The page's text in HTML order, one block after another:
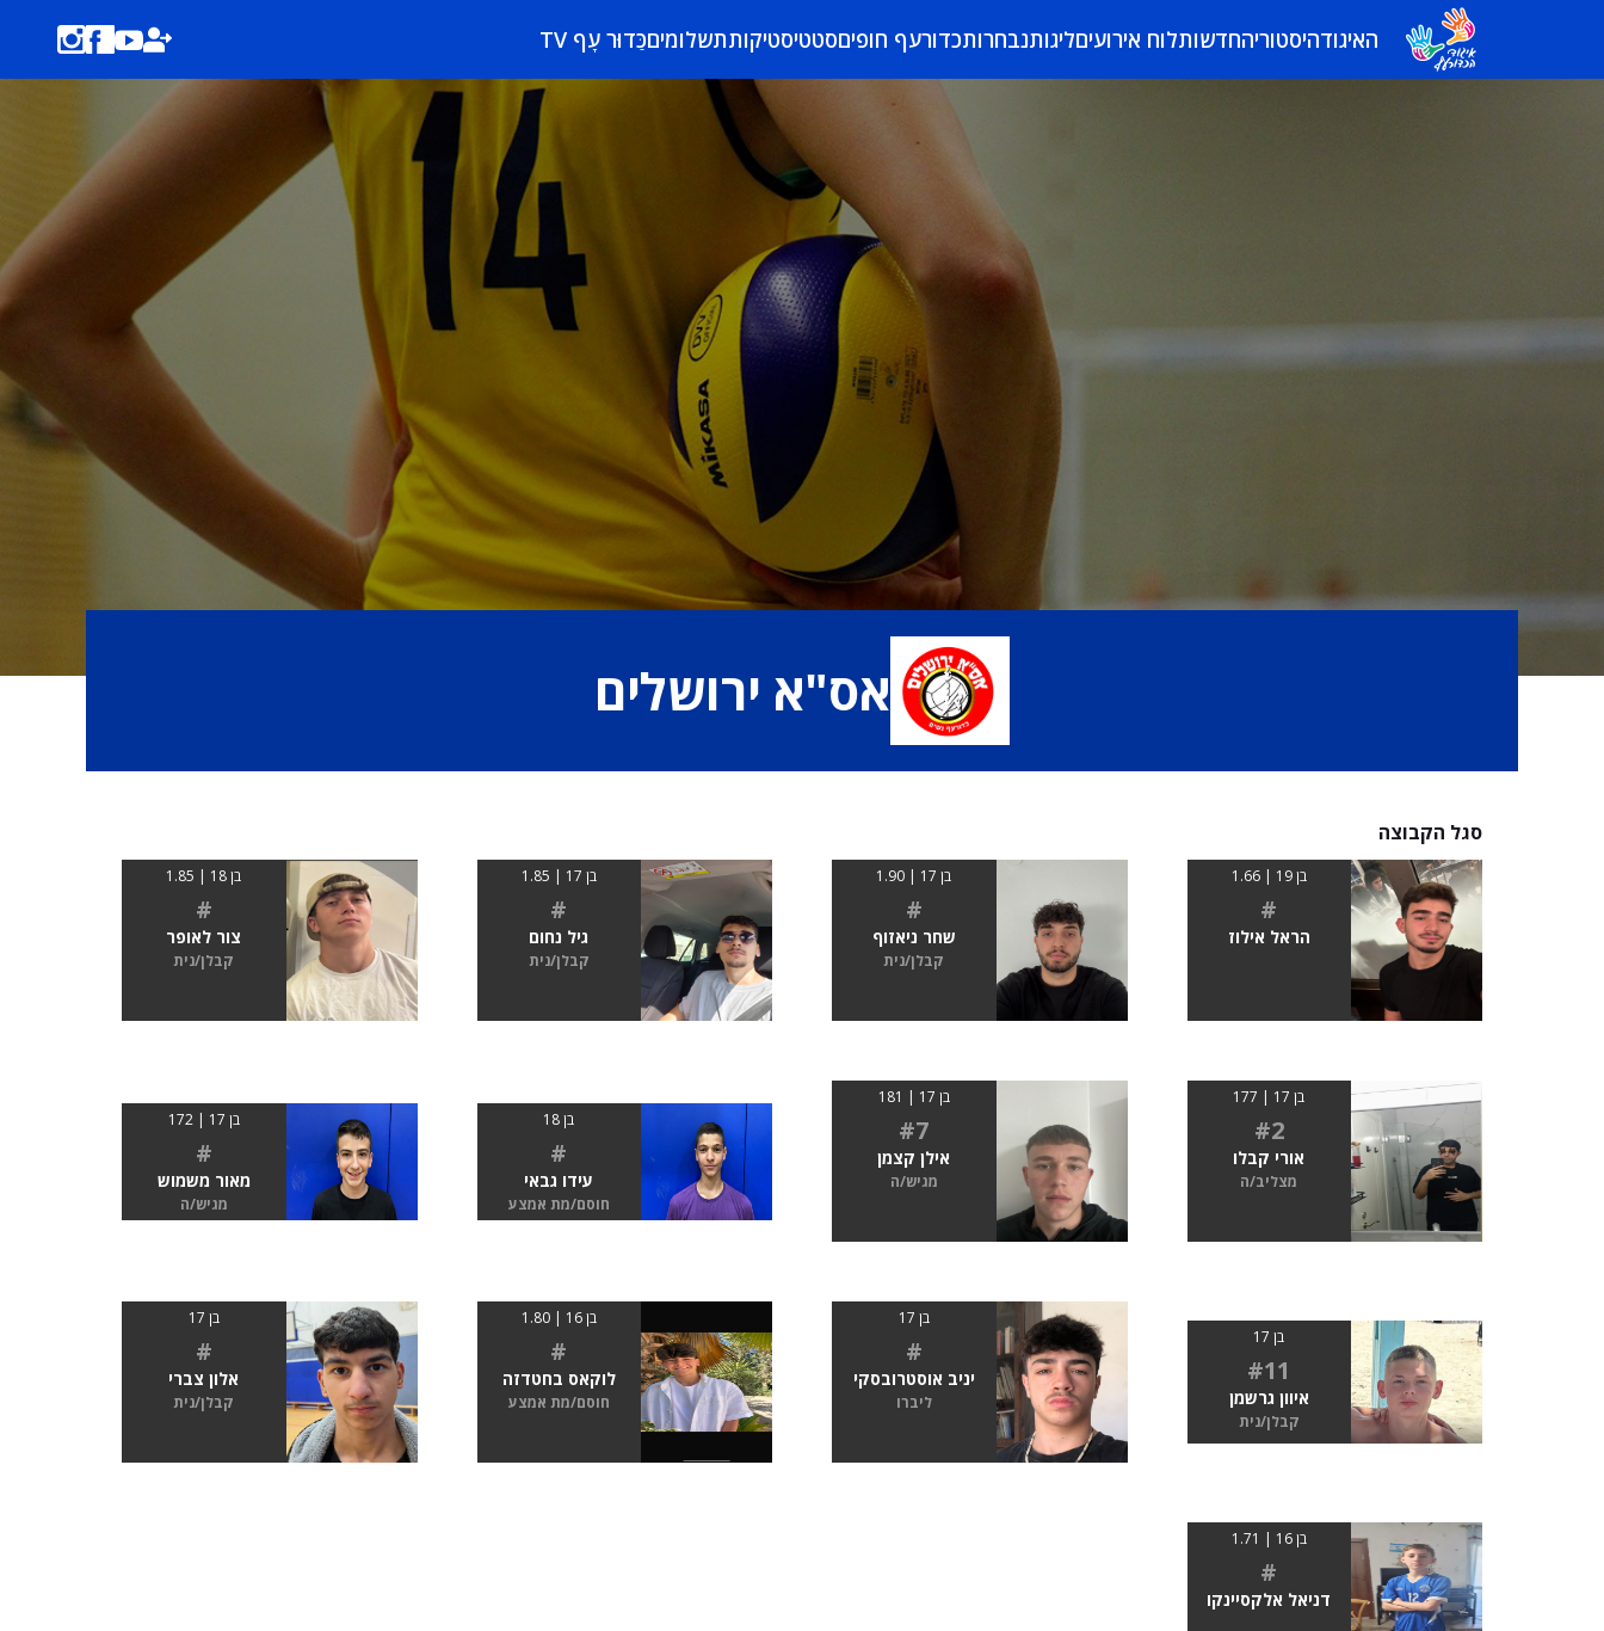
האיגודהיסטוריהחדשותלוח אירועיםליגותנבחרותכדורעף חופיםסטטיסטיקותתשלומיםכַּדוּר עָף TV
אס"א ירושלים
סגל הקבוצה
בן 19 | 1.66
#
הראל אילוז
בן 17 | 1.90
#
שחר ניאזוף
קבלן/נית
בן 17 | 1.85
#
גיל נחום
קבלן/נית
בן 18 | 1.85
#
צור לאופר
קבלן/נית
בן 17 | 177
#2
אורי קבלו
מצליב/ה
בן 17 | 181
#7
אילן קצמן
מגיש/ה
בן 18
#
עידו גבאי
חוסם/מת אמצע
בן 17 | 172
#
מאור משמוש
מגיש/ה
בן 17
#11
איוון גרשמן
קבלן/נית
בן 17
#
יניב אוסטרובסקי
ליברו
בן 16 | 1.80
#
לוקאס בחטדזה
חוסם/מת אמצע
בן 17
#
אלון צברי
קבלן/נית
בן 16 | 1.71
#
דניאל אלקסיינקו